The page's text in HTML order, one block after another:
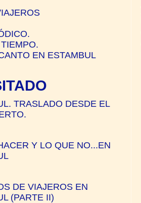
EN ESTAMBUL
TRASLADO DESDE EL
Y LO QUE NO...EN
DE VIAJEROS EN
(PARTE II)